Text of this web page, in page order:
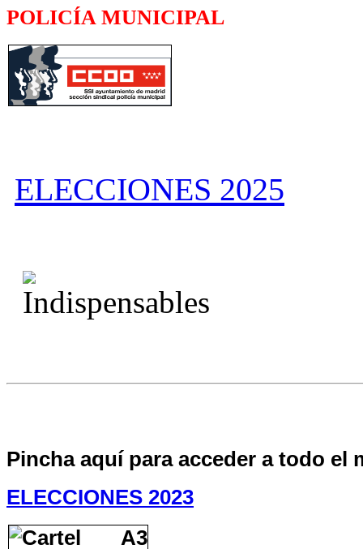
POLICÍA MUNICIPAL
ELECCIONES 2025
Pincha aquí para acceder a todo el
ELECCIONES 2023